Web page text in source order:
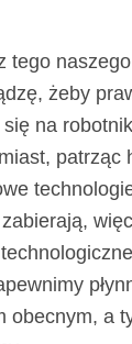
tego
żeby
na
patrząc
obecnym, a